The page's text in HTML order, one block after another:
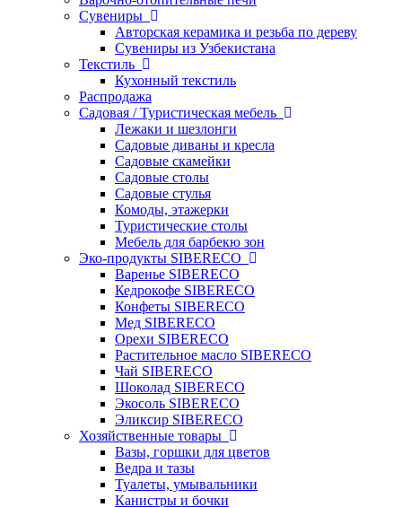
Сувениры
Авторская керамика и резьба по дереву
Сувениры из Узбекистана
Текстиль
Кухонный текстиль
Распродажа
Садовая / Туристическая мебель
Лежаки и шезлонги
Садовые диваны и кресла
Садовые скамейки
Садовые столы
Садовые стулья
Комоды, этажерки
Туристические столы
Мебель для барбекю зон
Эко-продукты SIBERECO
Варенье SIBERECO
Кедрокофе SIBERECO
Конфеты SIBERECO
Мед SIBERECO
Орехи SIBERECO
Растительное масло SIBERECO
Чай SIBERECO
Шоколад SIBERECO
Экосоль SIBERECO
Эликсир SIBERECO
Хозяйственные товары
Вазы, горшки для цветов
Ведра и тазы
Туалеты, умывальники
Канистры и бочки